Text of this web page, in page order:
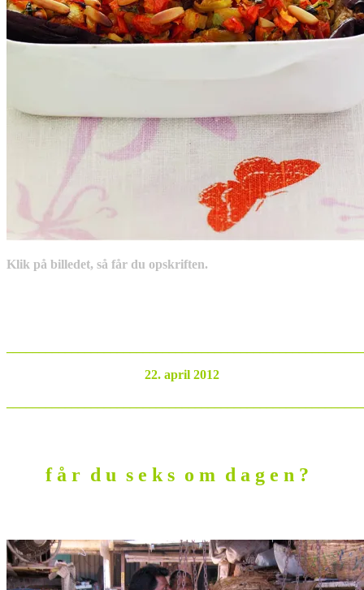
Klik på billedet, så får du opskriften.
22. april 2012
f å r d u s e k s o m d a g e n ?